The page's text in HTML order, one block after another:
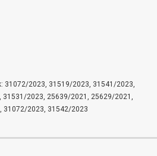
31072/2023, 31519/2023, 31541/2023,
2023, 25639/2021, 25629/2021,
31072/2023, 31542/2023